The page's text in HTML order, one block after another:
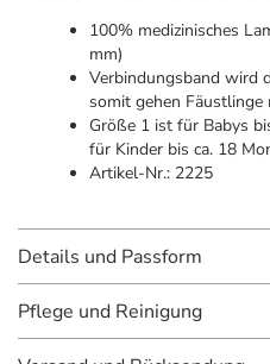
100% medizinisches
mm)
Verbindungsband wird
somit gehen Fäustlinge
Größe 1 ist für Babys
für Kinder bis ca. 18
Artikel-Nr.: 2225
Details und Passform
Pflege und Reinigung